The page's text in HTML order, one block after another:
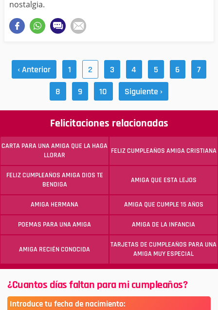
nostalgia.
‹ Anterior 1 2 3 4 5 6
7
8
9 10 Siguiente ›
Felicitaciones relacionadas
CARTA PARA UNA AMIGA QUE LA HAGA
LLORAR
FELIZ CUMPLEAÑOS AMIGA CRISTIANA
FELIZ CUMPLEAÑOS AMIGA DIOS TE
BENDIGA
AMIGA QUE ESTA LEJOS
AMIGA HERMANA AMIGA QUE CUMPLE 15 AÑOS
POEMAS PARA UNA AMIGA AMIGA DE LA INFANCIA
AMIGA RECIÉN CONOCIDA
TARJETAS DE CUMPLEAÑOS PARA UNA
AMIGA MUY ESPECIAL
¿Cuantos días faltan para mi cumpleaños?
Introduce tu fecha de nacimiento: